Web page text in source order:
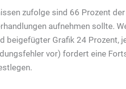
zufolge sind 66 Prozent
aufnehmen sollte.
beigefügter Grafik 24 Prozent,
vor) fordert eine